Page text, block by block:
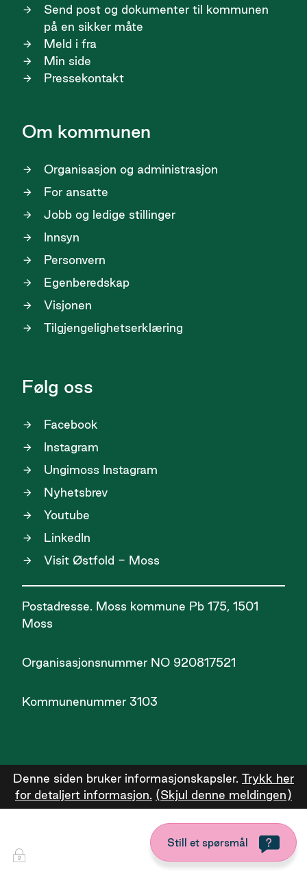
Send post og dokumenter til kommunen
på en sikker måte
Meld i fra
Min side
Pressekontakt
Om kommunen
Organisasjon og administrasjon
For ansatte
Jobb og ledige stillinger
Innsyn
Personvern
Egenberedskap
Visjonen
Tilgjengelighetserklæring
Følg oss
Facebook
Instagram
Ungimoss Instagram
Nyhetsbrev
Youtube
LinkedIn
Visit Østfold - Moss
Postadresse. Moss kommune Pb 175, 1501
Moss
Organisasjonsnummer NO 920817521
Kommunenummer 3103
Still et spørsmål
Innlogging
Denne siden bruker informasjonskapsler. Trykk her
for detaljert informasjon. (Skjul denne meldingen)